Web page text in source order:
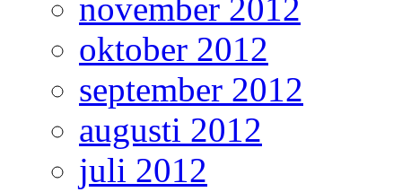
november 2012
oktober 2012
september 2012
augusti 2012
juli 2012